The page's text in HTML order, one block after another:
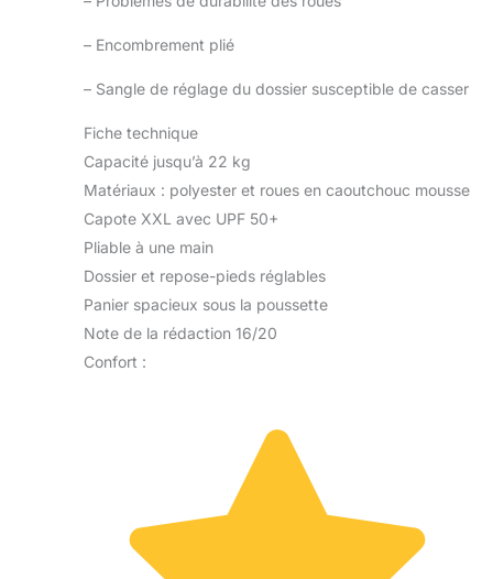
cinq positions pour
assuré par un
incluse constitue
une barrière efficace
contre les insectes
– Encombrement plié
– Sangle de réglage du dossier susceptible de casser
Fiche technique
Capacité jusqu’à 22 kg
Matériaux : polyester et roues en caoutchouc mousse
Capote XXL avec UPF 50+
Pliable à une main
Dossier et repose-pieds réglables
Panier spacieux sous la poussette
Note de la rédaction 16/20
Confort :